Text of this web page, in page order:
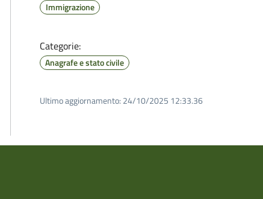
Immigrazione
Categorie:
Anagrafe e stato civile
Ultimo aggiornamento: 24/10/2025 12:33.36